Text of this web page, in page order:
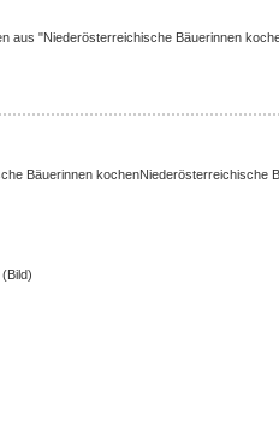
aus "Niederösterreichische Bäuerinnen
Niederösterreichische